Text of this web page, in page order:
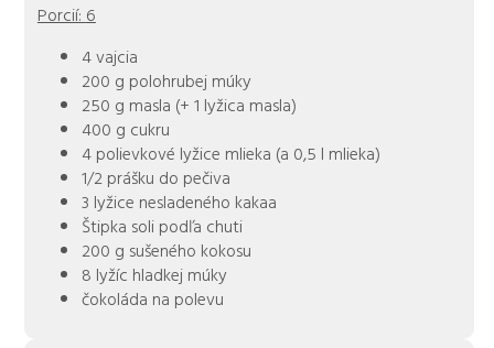
Porcií: 6
4 vajcia
200 g polohrubej múky
250 g masla (+ 1 lyžica masla)
400 g cukru
4 polievkové lyžice mlieka (a 0,5 l mlieka)
1/2 prášku do pečiva
3 lyžice nesladeného kakaa
Štipka soli podľa chuti
200 g sušeného kokosu
8 lyžíc hladkej múky
čokoláda na polevu